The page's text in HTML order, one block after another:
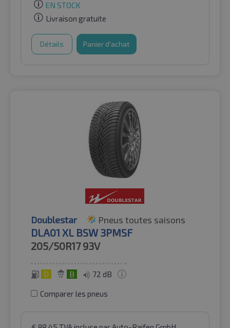
EN STOCK
Livraison gratuite
Détails Panier d'achat
Doublestar Pneus toutes saisons
DLA01 XL BSW 3PMSF
205/50R17 93V
D B 72 dB
Comparer les pneus